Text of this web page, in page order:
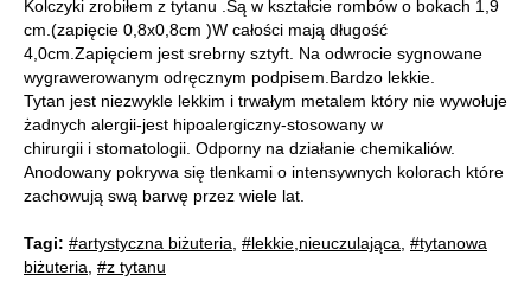
Kolczyki zrobiłem z tytanu .Są w kształcie rombów o bokach 1,9
cm.(zapięcie 0,8x0,8cm )W całości mają długość
4,0cm.Zapięciem jest srebrny sztyft. Na odwrocie sygnowane
wygrawerowanym odręcznym podpisem.Bardzo lekkie.
Tytan jest niezwykle lekkim i trwałym metalem który nie wywołuje
żadnych alergii-jest hipoalergiczny-stosowany w
chirurgii i stomatologii. Odporny na działanie chemikaliów.
Anodowany pokrywa się tlenkami o intensywnych kolorach które
zachowują swą barwę przez wiele lat.
Tagi: #artystyczna biżuteria #lekkie,nieuczulająca #tytanowa
biżuteria #z tytanu